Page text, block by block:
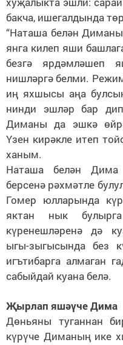
бакча, ишегалдында
“Наташа белән
янга килеп яши
безгә ярдәмләшеп
нишләргә белми.
иң яхшысы аңа
нинди эшләр бар
Диманы да эшкә
Үзен кирәкле итеп
ханым.
Наташа белән Дима
берсенә рәхмәтле
Гомер юлларында
яктан нык
күренешләренә дә
ыгы-зыгысында без
игътибарга алмаган
сабыйдай куана белә.
Җырлап яшәүче Дима
Дөньяны туганнан
күрүче Диманың ике